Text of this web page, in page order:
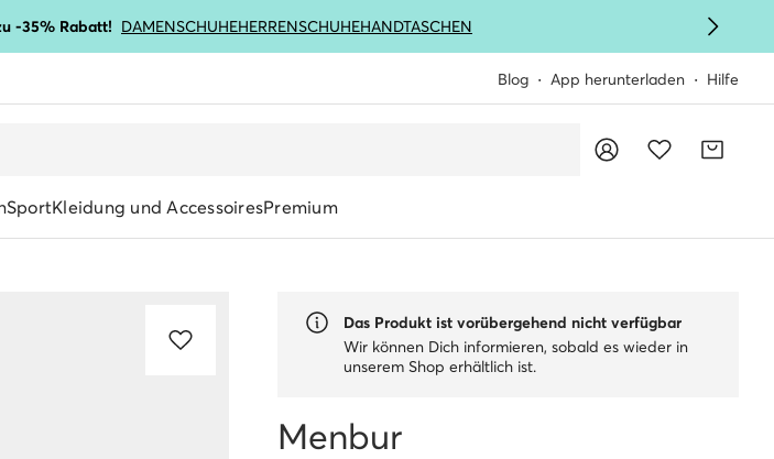
-35% Rabatt! DAMENSCHUHEHERRENSCHUHEHANDTASCHEN
Blog App herunterladen Hilfe
SportKleidung und AccessoiresPremium
Das Produkt ist vorübergehend nicht verfügbar
Wir können Dich informieren, sobald es wieder in
unserem Shop erhältlich ist.
Menbur